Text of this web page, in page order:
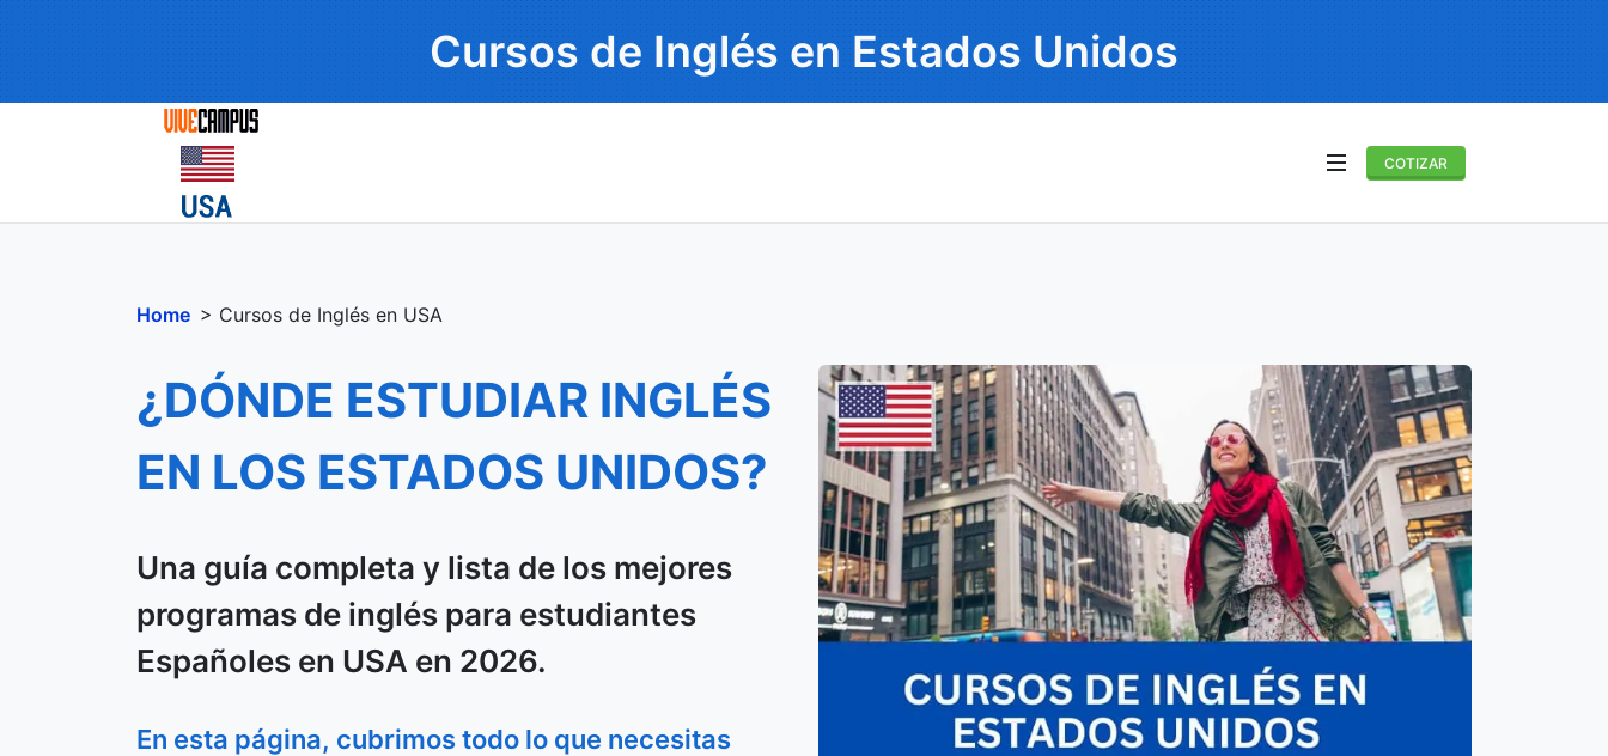
Cursos de Inglés en Estados Unidos
COTIZAR
Home > Cursos de Inglés en USA
¿DÓNDE ESTUDIAR INGLÉS
EN LOS ESTADOS UNIDOS?
Una guía completa y lista de los mejores
programas de inglés para estudiantes
Españoles en USA en 2026.
En esta página, cubrimos todo lo que necesitas